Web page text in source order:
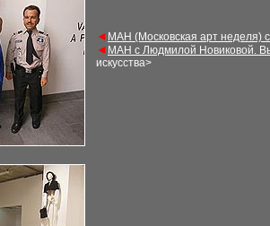
◄ МАН (Московская арт неделя)
◄ МАН с Людмилой Новиковой.
искусства>